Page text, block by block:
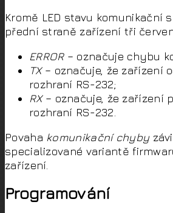
Kromě LED stavu komunikační
přední straně zařízení tři
ERROR– označuje chybu
TX– označuje, že zařízení
rozhraní RS-232;
RX– označuje, že zařízení
rozhraní RS-232.
Povaha komunikační chyby
specializované variantě
zařízení.
Programování